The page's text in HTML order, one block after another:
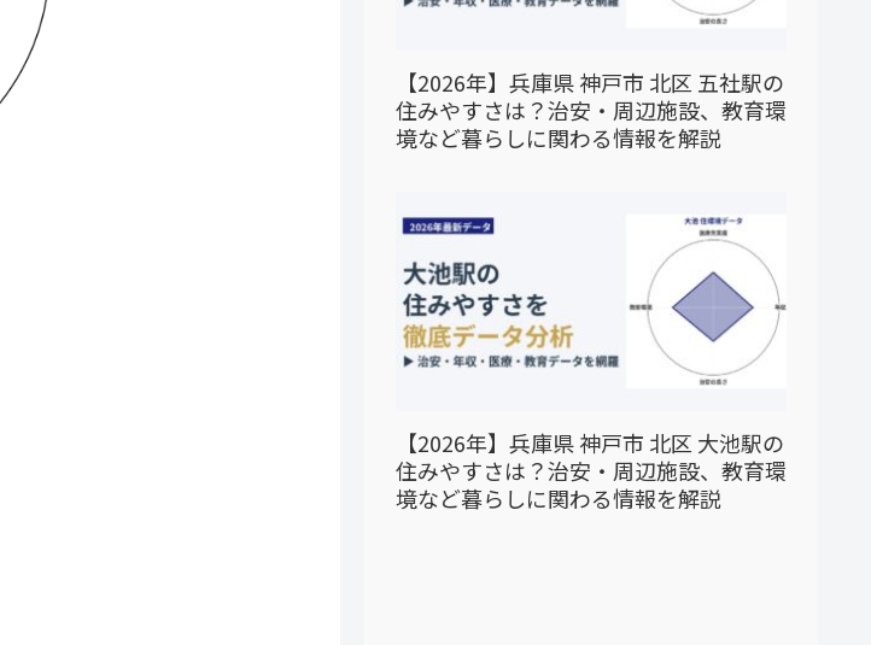
【2026年】兵庫県 神戸市 北区 五社駅の
住みやすさは？治安・周辺施設、教育環
境など暮らしに関わる情報を解説
【2026年】兵庫県 神戸市 北区 大池駅の
住みやすさは？治安・周辺施設、教育環
境など暮らしに関わる情報を解説